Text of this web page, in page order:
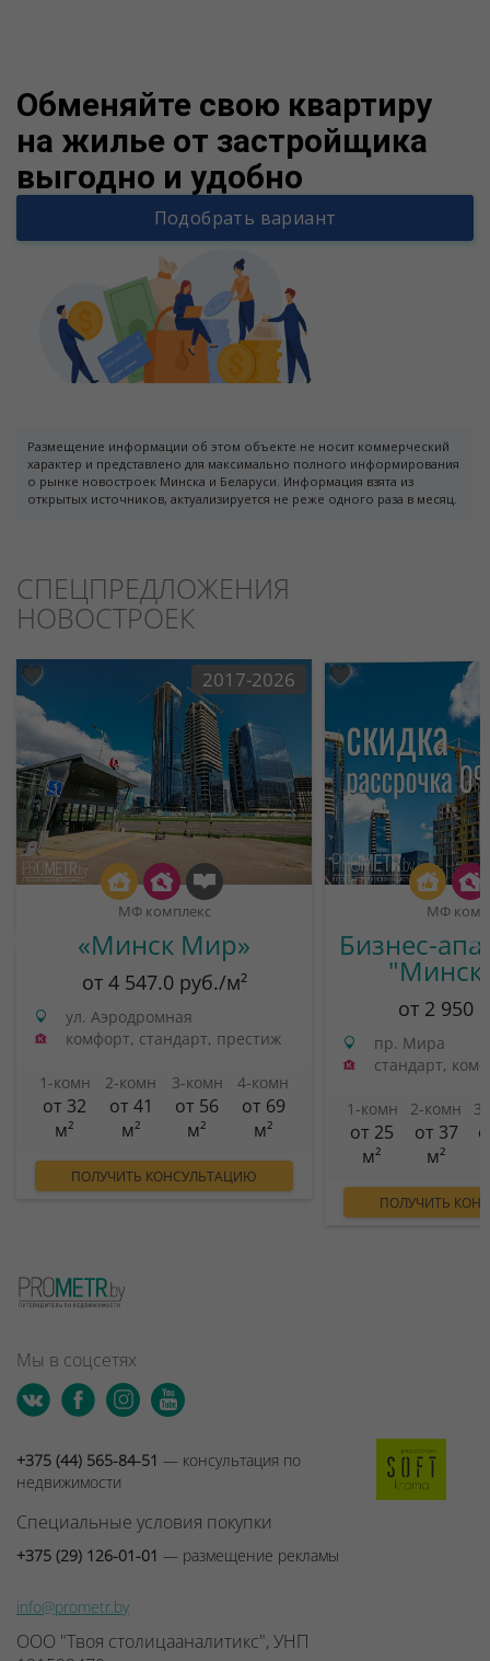
Обменяйте свою квартиру
на жилье от застройщика
выгодно и удобно
Подобрать вариант
Размещение информации об этом объекте не носит коммерческий
характер и представлено для максимально полного информирования
о рынке новостроек Минска и Беларуси. Информация взята из
открытых источников, актуализируется не реже одного раза в месяц.
СПЕЦПРЕДЛОЖЕНИЯ
НОВОСТРОЕК
2017-2026
МФ комплекс
«Минск Мир»
от 4 547.0 руб./м²
ул. Аэродромная
комфорт, стандарт, престиж
1-комн
от 32
м²
2-комн
от 41
м²
3-комн
от 56
м²
4-комн
от 69
м²
ПОЛУЧИТЬ КОНСУЛЬТАЦИЮ
МФ
Бизнес-
от 2 950
пр. Мира
стандарт,
1-комн
от 25
м²
2-комн
от 37
м²
ПОЛУЧИТЬ
Мы в соцсетях
+375 (44) 565-84-51 — консультация по
недвижимости
Специальные условия покупки
+375 (29) 126-01-01 — размещение рекламы
info@prometr.by
ООО "Твоя столицааналитикс", УНП